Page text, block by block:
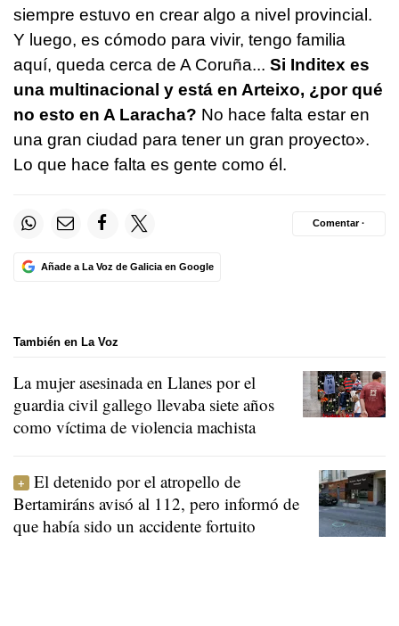
siempre estuvo en crear algo a nivel provincial.
Y luego, es cómodo para vivir, tengo familia
aquí, queda cerca de A Coruña... Si Inditex es
una multinacional y está en Arteixo, ¿por qué
no esto en A Laracha? No hace falta estar en
una gran ciudad para tener un gran proyecto».
Lo que hace falta es gente como él.
Añade a La Voz de Galicia en Google
Comentar ·
También en La Voz
La mujer asesinada en Llanes por el
guardia civil gallego llevaba siete años
como víctima de violencia machista
El detenido por el atropello de
Bertamiráns avisó al 112, pero informó de
que había sido un accidente fortuito